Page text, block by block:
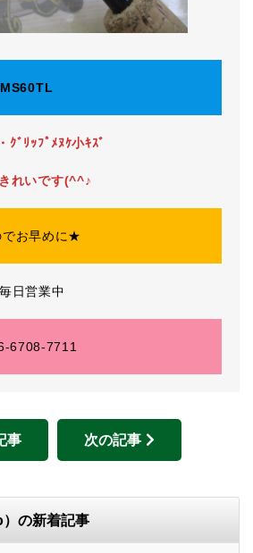
ｸﾞﾘｯﾌﾟﾒﾇｹ小ｷｽﾞ
れいです(^^♪
でお早めに★
日営業中
6708-7711
事 次の記事
の新着記事